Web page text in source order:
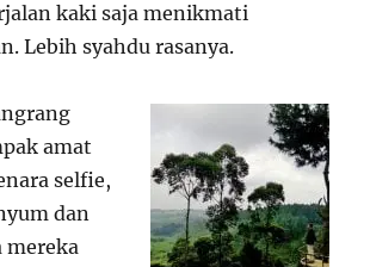
kaki saja menikmati
Lebih syahdu rasanya.
amat
selfie,
dan
mereka